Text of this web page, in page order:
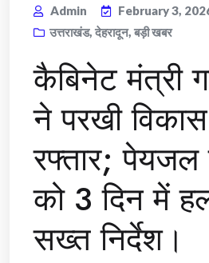
Admin
February 3,
उत्तराखंड, देहरादून, बड़ी खबर
कैबिनेट मंत्री
ने परखी विकास
रफ्तार;
को 3 दिन में
सख्त निर्देश।